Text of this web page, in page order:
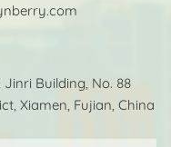
Jinri Building, No. 88
Xiamen, Fujian, China